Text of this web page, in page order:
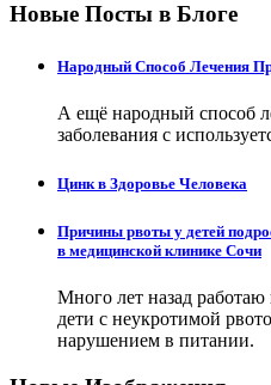
Новые Посты в Блоге
Народный Способ Лечения
А ещё народный способ
заболевания с
Цинк в Здоровье Человека
Причины рвоты у детей
в медицинской клинике Сочи
Много лет назад
дети с неукротимой
нарушением в питании.